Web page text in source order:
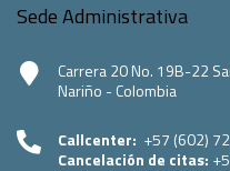
Sede Administrativa
Carrera 20 No. 19B-22
Nariño - Colombia
Callcenter: +57 (602)
Cancelación de citas: